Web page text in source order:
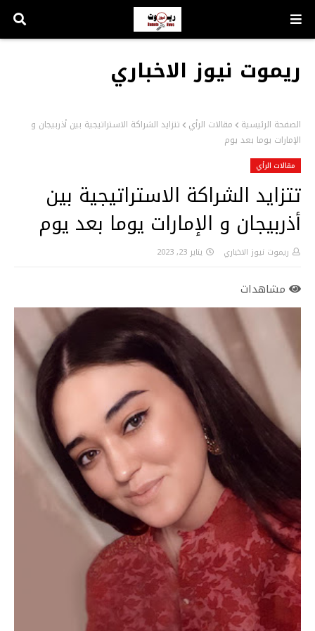
ريموت نيوز الاخباري
الصفحة الرئيسية مقالات الرأي
تتزايد الشراكة الاستراتيجية بين أذربيجان و
الإمارات يوما بعد يوم
مقالات الرأي
تتزايد الشراكة الاستراتيجية بين
أذربيجان و الإمارات يوما بعد يوم
ريموت نيوز الاخباري يناير 23, 2023
مشاهدات